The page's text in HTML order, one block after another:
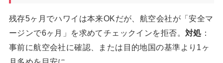
残存5ヶ月でハワイは本来OKだが、航空会社が「安全マ
ージンで6ヶ月」を求めてチェックインを拒否。 対処 ：
事前に航空会社に確認、または目的地国の基準より1ヶ